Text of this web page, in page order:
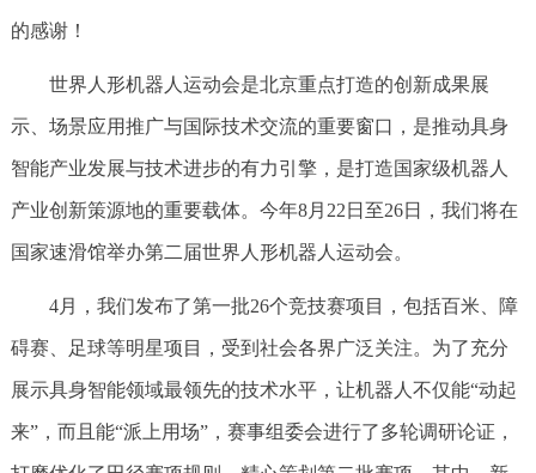
的感谢！
世界人形机器人运动会是北京重点打造的创新成果展
示、场景应用推广与国际技术交流的重要窗口，是推动具身
智能产业发展与技术进步的有力引擎，是打造国家级机器人
产业创新策源地的重要载体。今年8月22日至26日，我们将在
国家速滑馆举办第二届世界人形机器人运动会。
4月，我们发布了第一批26个竞技赛项目，包括百米、障
碍赛、足球等明星项目，受到社会各界广泛关注。为了充分
展示具身智能领域最领先的技术水平，让机器人不仅能“动起
来”，而且能“派上用场”，赛事组委会进行了多轮调研论证，